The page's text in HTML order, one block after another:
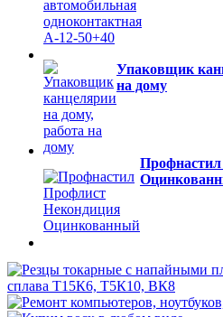
Упаковщик
на дому